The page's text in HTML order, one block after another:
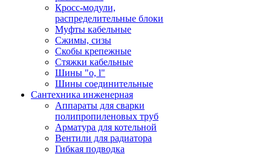
Кросс-модули,
распределительные блоки
Муфты кабельные
Сжимы, сизы
Скобы крепежные
Стяжки кабельные
Шины "o, l"
Шины соединительные
Сантехника инженерная
Аппараты для сварки
полипропиленовых труб
Арматура для котельной
Вентили для радиатора
Гибкая подводка